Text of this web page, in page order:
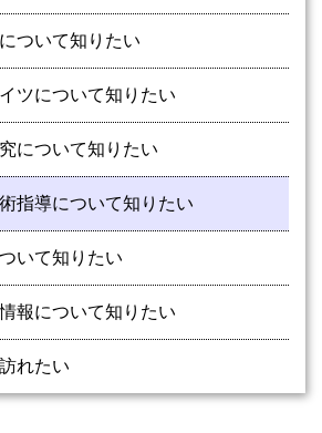
ついて知りたい
ツについて知りたい
について知りたい
指導について知りたい
いて知りたい
報について知りたい
れたい